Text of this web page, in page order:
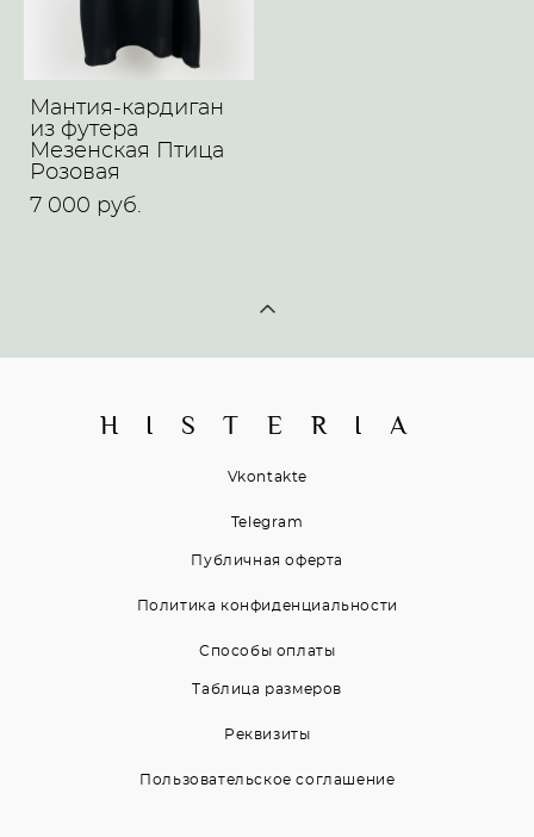
Мантия-кардиган
из футера
Мезенская Птица
Розовая
7 000 pуб.
H I S T E R I A
Vkontakte
Telegram
Публичная оферта
Политика конфиденциальности
Способы оплаты
Таблица размеров
Реквизиты
Пользовательское соглашение